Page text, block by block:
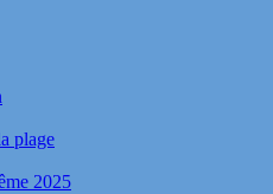
plage
2025